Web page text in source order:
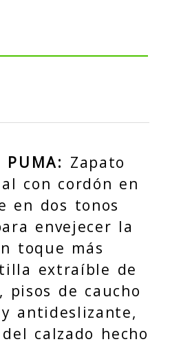
PUMA: Zapato
con cordón en
en dos tonos
envejecer la
toque más
extraíble de
de caucho
antideslizante,
calzado hecho